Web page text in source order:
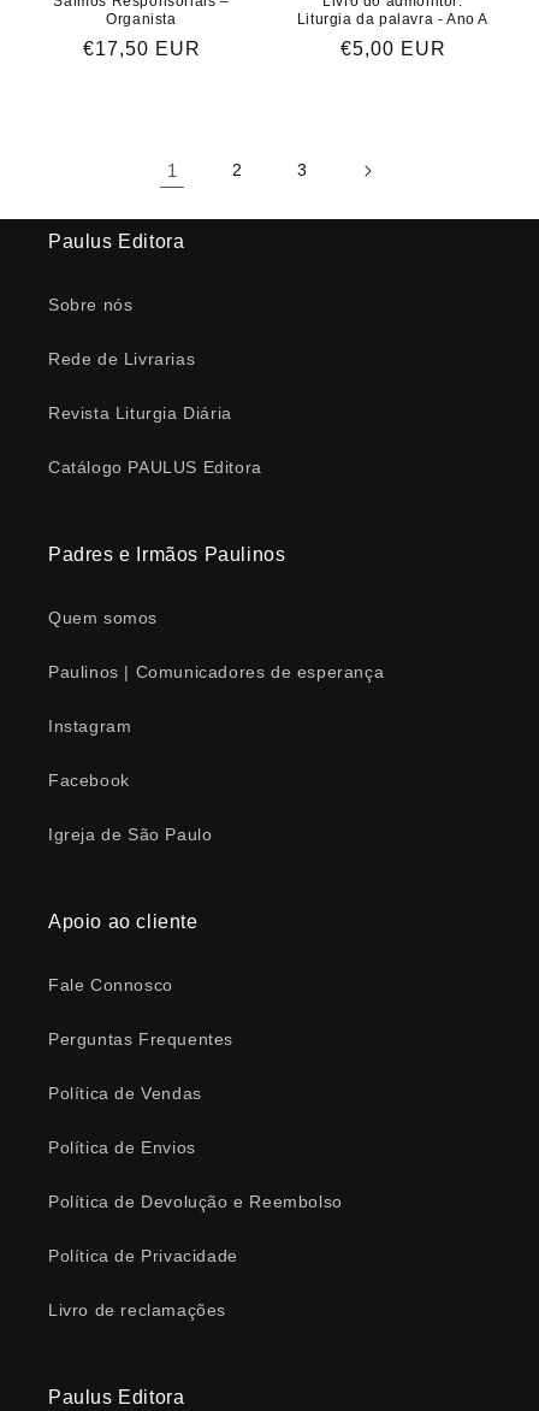
Organista
Preço
€17,50 EUR
Liturgia da palavra - Ano A
Preço
€5,00 EUR
1 2 3
Paulus Editora
Sobre nós
Rede de Livrarias
Revista Liturgia Diária
Catálogo PAULUS Editora
Padres e Irmãos Paulinos
Quem somos
Paulinos | Comunicadores de esperança
Instagram
Facebook
Igreja de São Paulo
Apoio ao cliente
Fale Connosco
Perguntas Frequentes
Política de Vendas
Política de Envios
Política de Devolução e Reembolso
Política de Privacidade
Livro de reclamações
Paulus Editora